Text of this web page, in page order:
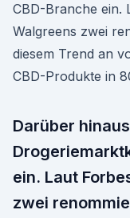
CBD-Branche ein.
Walgreens zwei
diesem Trend an
CBD-Produkte in
Darüber
ein. Laut
zwei